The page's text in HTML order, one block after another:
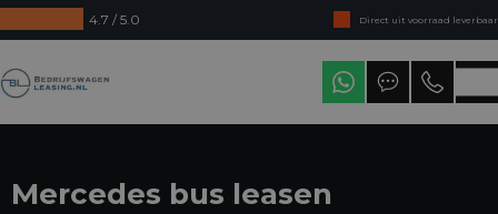
4.7 / 5.0
Direct uit voorraad leverbaar
Levering in heel Nederland
Mercedes bus leasen